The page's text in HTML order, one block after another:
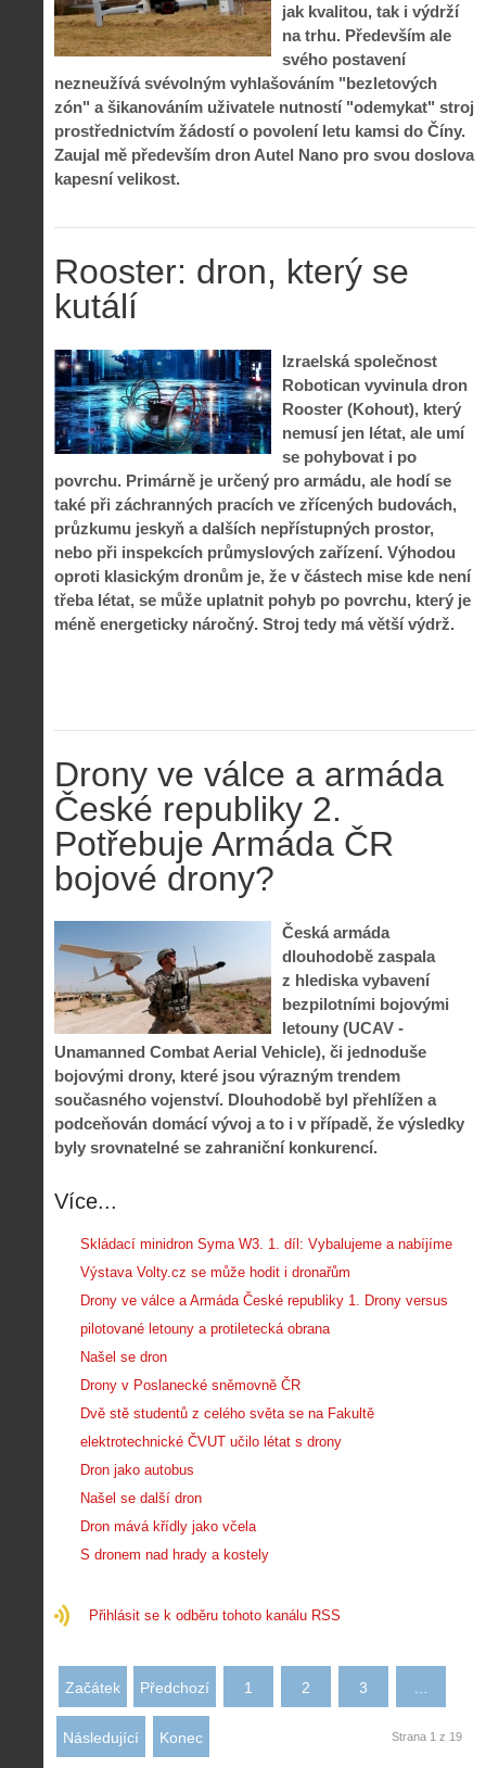
jak kvalitou, tak i výdrží
na trhu. Především ale
svého postavení
nezneužívá svévolným vyhlašováním "bezletových
zón" a šikanováním uživatele nutností "odemykat" stroj
prostřednictvím žádostí o povolení letu kamsi do Číny.
Zaujal mě především dron Autel Nano pro svou doslova
kapesní velikost.
Rooster: dron, který se
kutálí
Izraelská společnost
Robotican vyvinula dron
Rooster (Kohout), který
nemusí jen létat, ale umí
se pohybovat i po
povrchu. Primárně je určený pro armádu, ale hodí se
také při záchranných pracích ve zřícených budovách,
průzkumu jeskyň a dalších nepřístupných prostor,
nebo při inspekcích průmyslových zařízení. Výhodou
oproti klasickým dronům je, že v částech mise kde není
třeba létat, se může uplatnit pohyb po povrchu, který je
méně energeticky náročný. Stroj tedy má větší výdrž.
Drony ve válce a armáda
České republiky 2.
Potřebuje Armáda ČR
bojové drony?
Česká armáda
dlouhodobě zaspala
z hlediska vybavení
bezpilotními bojovými
letouny (UCAV -
Unamanned Combat Aerial Vehicle), či jednoduše
bojovými drony, které jsou výrazným trendem
současného vojenství. Dlouhodobě byl přehlížen a
podceňován domácí vývoj a to i v případě, že výsledky
byly srovnatelné se zahraniční konkurencí.
Více...
Skládací minidron Syma W3. 1. díl: Vybalujeme a nabíjíme
Výstava Volty.cz se může hodit i dronařům
Drony ve válce a Armáda České republiky 1. Drony versus
pilotované letouny a protiletecká obrana
Našel se dron
Drony v Poslanecké sněmovně ČR
Dvě stě studentů z celého světa se na Fakultě
elektrotechnické ČVUT učilo létat s drony
Dron jako autobus
Našel se další dron
Dron mává křídly jako včela
S dronem nad hrady a kostely
Přihlásit se k odběru tohoto kanálu RSS
Začátek Předchozí 1 2 3
Následující Konec Strana 1 z 19
ř
e
d
i
s
é
t
á
n
í
h
i
t
o
e
d
o
p
A
s
V
i
w
-
p
m
o
c
ž
d
é
h
S
e
i
l
Z
a
d
n
: